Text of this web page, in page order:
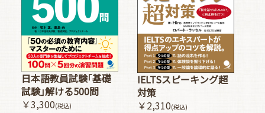
日本語教員試験｢基礎
試験｣解ける500問
￥3,300(税込)
IELTSスピーキング超
対策
￥2,310(税込)